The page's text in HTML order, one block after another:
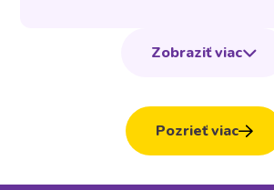
Zobraziť viac
Pozrieť viac